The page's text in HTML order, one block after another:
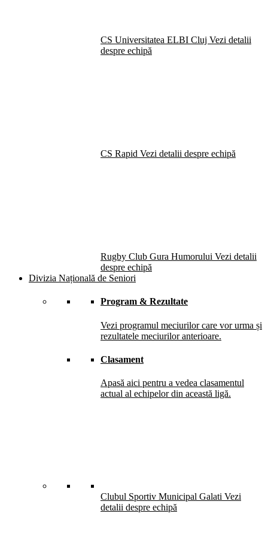
CS Universitatea ELBI Cluj Vezi detalii
despre echipă
CS Rapid Vezi detalii despre echipă
Rugby Club Gura Humorului Vezi detalii
despre echipă
Divizia Națională de Seniori
Program & Rezultate
Vezi programul meciurilor care vor urma și
rezultatele meciurilor anterioare.
Clasament
Apasă aici pentru a vedea clasamentul
actual al echipelor din această ligă.
Clubul Sportiv Municipal Galati Vezi
detalii despre echipă